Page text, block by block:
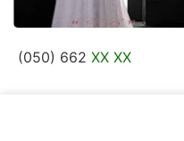
клиники
(050) 662 XX XX